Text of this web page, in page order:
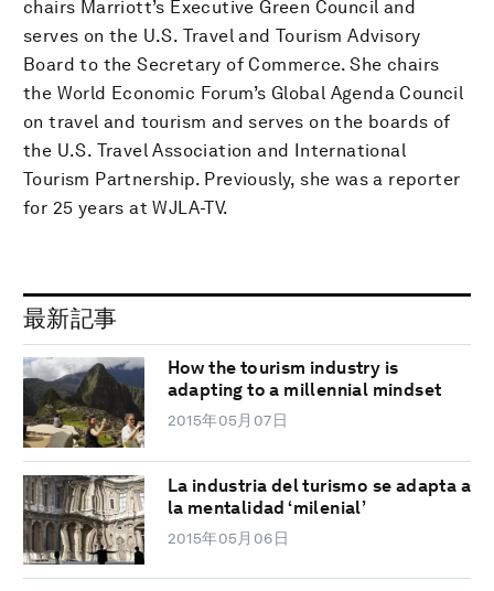
chairs Marriott’s Executive Green Council and
serves on the U.S. Travel and Tourism Advisory
Board to the Secretary of Commerce. She chairs
the World Economic Forum’s Global Agenda Council
on travel and tourism and serves on the boards of
the U.S. Travel Association and International
Tourism Partnership. Previously, she was a reporter
for 25 years at WJLA-TV.
最新記事
How the tourism industry is
adapting to a millennial mindset
2015年05月07日
La industria del turismo se adapta a
la mentalidad ‘milenial’
2015年05月06日